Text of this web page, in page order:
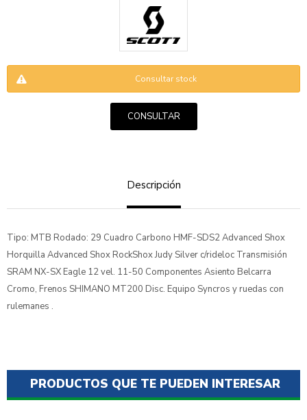
Consultar stock
CONSULTAR
Descripción
Tipo: MTB Rodado: 29 Cuadro Carbono HMF-SDS2 Advanced Shox
Horquilla Advanced Shox RockShox Judy Silver c/rideloc Transmisión
SRAM NX-SX Eagle 12 vel. 11-50 Componentes Asiento Belcarra
Cromo, Frenos SHIMANO MT200 Disc. Equipo Syncros y ruedas con
rulemanes .
PRODUCTOS QUE TE PUEDEN INTERESAR